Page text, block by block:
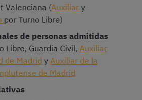
Valenciana (Auxiliar y
por Turno Libre)
de personas admitidas
Libre, Guardia Civil, Auxiliar
de Madrid y Auxiliar de la
de Madrid